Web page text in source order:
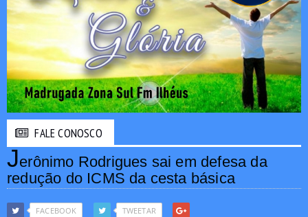
FALE CONOSCO
Jerônimo Rodrigues sai em defesa da
redução do ICMS da cesta básica
FACEBOOK TWEETAR